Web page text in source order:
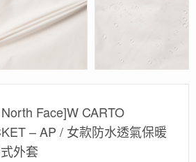
Face]W CARTO
– AP / 女款防水透氣保暖
外套